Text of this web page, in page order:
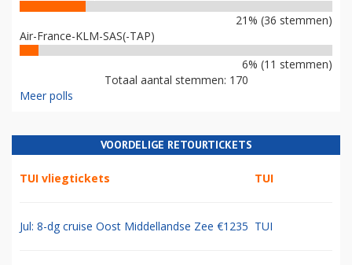
21% (36 stemmen)
Air-France-KLM-SAS(-TAP)
6% (11 stemmen)
Totaal aantal stemmen: 170
Meer polls
VOORDELIGE RETOURTICKETS
TUI vliegtickets TUI
Jul: 8-dg cruise Oost Middellandse Zee €1235 TUI